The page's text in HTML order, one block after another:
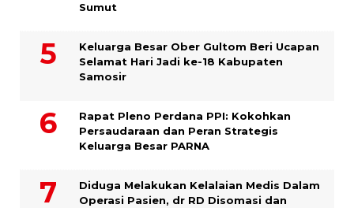
Sumut
Keluarga Besar Ober Gultom Beri Ucapan
Selamat Hari Jadi ke-18 Kabupaten
Samosir
Rapat Pleno Perdana PPI: Kokohkan
Persaudaraan dan Peran Strategis
Keluarga Besar PARNA
Diduga Melakukan Kelalaian Medis Dalam
Operasi Pasien, dr RD Disomasi dan